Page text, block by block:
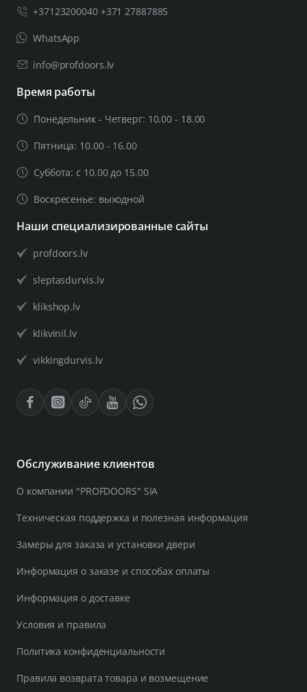
+37123200040 +371 27887885
WhatsApp
info@profdoors.lv
Время работы
Понедельник - Четверг: 10.00 - 18.00
Пятница: 10.00 - 16.00
Суббота: с 10.00 до 15.00
Воскресенье: выходной
Наши специализированные сайты
profdoors.lv
sleptasdurvis.lv
klikshop.lv
klikvinil.lv
vikkingdurvis.lv
Обслуживание клиентов
О компании "PROFDOORS" SIA
Техническая поддержка и полезная информация
Замеры для заказа и установки двери
Информация о заказе и способах оплаты
Информация о доставке
Условия и правила
Политика конфиденциальности
Правила возврата товара и возмещение